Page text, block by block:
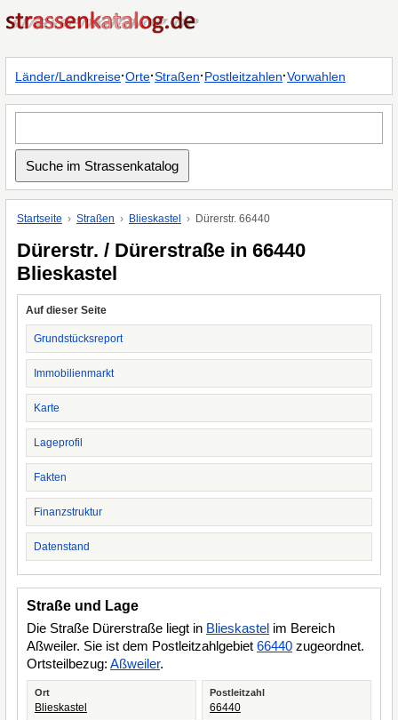
Länder/Landkreise·Orte·Straßen·Postleitzahlen·Vorwahlen
Startseite Straßen Blieskastel Dürerstr. 66440
Dürerstr. / Dürerstraße in 66440
Blieskastel
Auf dieser Seite
Grundstücksreport
Immobilienmarkt
Karte
Lageprofil
Fakten
Finanzstruktur
Datenstand
Straße und Lage
Die Straße Dürerstraße liegt in Blieskastel im Bereich
Aßweiler. Sie ist dem Postleitzahlgebiet 66440 zugeordnet.
Ortsteilbezug: Aßweiler.
Ort
Blieskastel
Postleitzahl
66440